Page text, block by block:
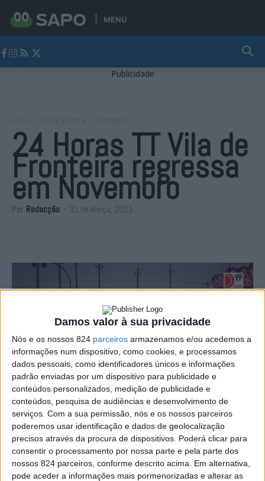
Damos valor à sua privacidade
Nós e os nossos 824 parceiros armazenamos e/ou acedemos a
informações num dispositivo, como cookies, e processamos
dados pessoais, como identificadores únicos e informações
padrão enviadas por um dispositivo para publicidade e
conteúdos personalizados, medição de publicidade e
conteúdos, pesquisa de audiências e desenvolvimento de
serviços. Com a sua permissão, nós e os nossos parceiros
poderemos usar identificação e dados de geolocalização
precisos através da procura de dispositivos. Poderá clicar para
consentir o processamento por nossa parte e pela parte dos
nossos 824 parceiros, conforme descrito acima. Em alternativa,
pode aceder a informações mais pormenorizadas e alterar as
MENU
Publicidade
24 Horas TT Vila de
Fronteira regressa
em Novembro
Por Redacção - 31 de Março, 2021
Depois de ter sido cancelada no último ano devido à
pandemia de COVID-19, o 24 Horas TT Vila de Fronteira,